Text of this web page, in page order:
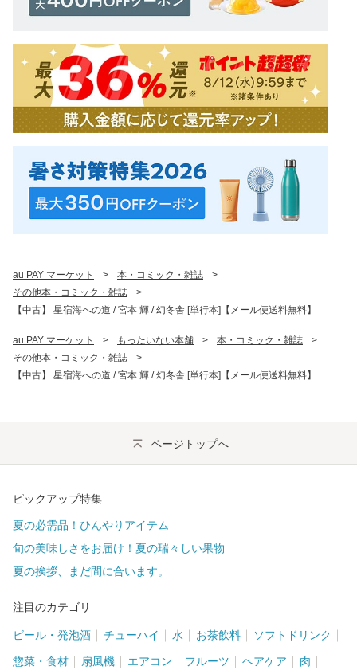
au PAY マーケット > 本・コミック・雑誌
>
その他本・コミック・雑誌
>
【中古】 星宿海への道 / 宮本 輝 / 幻冬舎 [単行本]【メール便送料無料】
au PAY マーケット > もったいない本舗 > 本・コミック・雑誌
>
その他本・コミック・雑誌
>
【中古】 星宿海への道 / 宮本 輝 / 幻冬舎 [単行本]【メール便送料無料】
ページトップへ
ピックアップ特集
夏の必需品！ひんやりアイテム
旬の美味しさをお届け！夏の瑞々しい果物
夏の挨拶、まだ間に合います。
注目のカテゴリ
ビール・発泡酒 チューハイ 水 お茶飲料 ソフトドリンク
惣菜・食材 扇風機 エアコン フルーツ ヘアケア 肉